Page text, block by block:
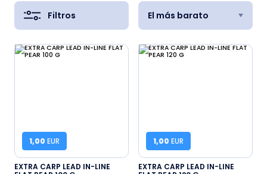
Filtros El más barato
1,00 EUR
EXTRA CARP LEAD IN-LINE
1,00 EUR
EXTRA CARP LEAD IN-LINE